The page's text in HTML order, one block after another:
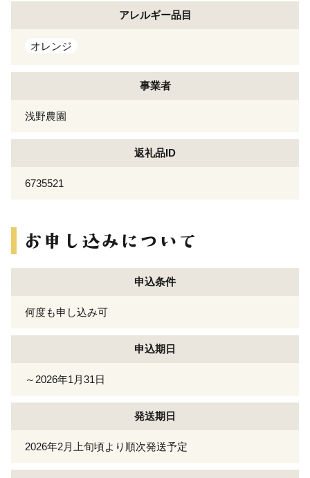
アレルギー品目
オレンジ
事業者
浅野農園
返礼品ID
6735521
申込条件
何度も申し込み可
申込期日
～2026年1月31日
発送期日
2026年2月上旬頃より順次発送予定